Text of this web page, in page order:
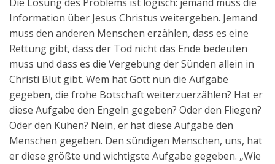
Information über Jesus Christus weitergeben. Jemand
muss den anderen Menschen erzählen, dass es eine
Rettung gibt, dass der Tod nicht das Ende bedeuten
muss und dass es die Vergebung der Sünden allein in
Christi Blut gibt. Wem hat Gott nun die Aufgabe
gegeben, die frohe Botschaft weiterzuerzählen? Hat er
diese Aufgabe den Engeln gegeben? Oder den Fliegen?
Oder den Kühen? Nein, er hat diese Aufgabe den
Menschen gegeben. Den sündigen Menschen, uns, hat
er diese größte und wichtigste Aufgabe gegeben. „Wie